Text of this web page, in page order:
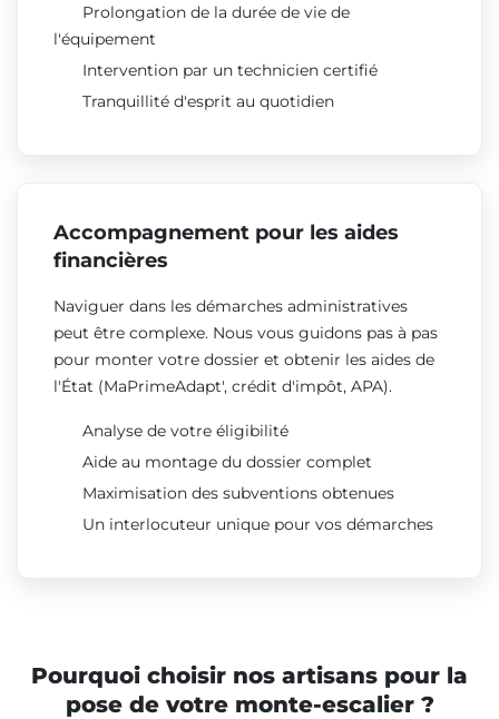
Prolongation de la durée de vie de
l'équipement
Intervention par un technicien certifié
Tranquillité d'esprit au quotidien
Accompagnement pour les aides
financières
Naviguer dans les démarches administratives
peut être complexe. Nous vous guidons pas à pas
pour monter votre dossier et obtenir les aides de
l'État (MaPrimeAdapt', crédit d'impôt, APA).
Analyse de votre éligibilité
Aide au montage du dossier complet
Maximisation des subventions obtenues
Un interlocuteur unique pour vos démarches
Pourquoi choisir nos artisans pour la
pose de votre monte-escalier ?